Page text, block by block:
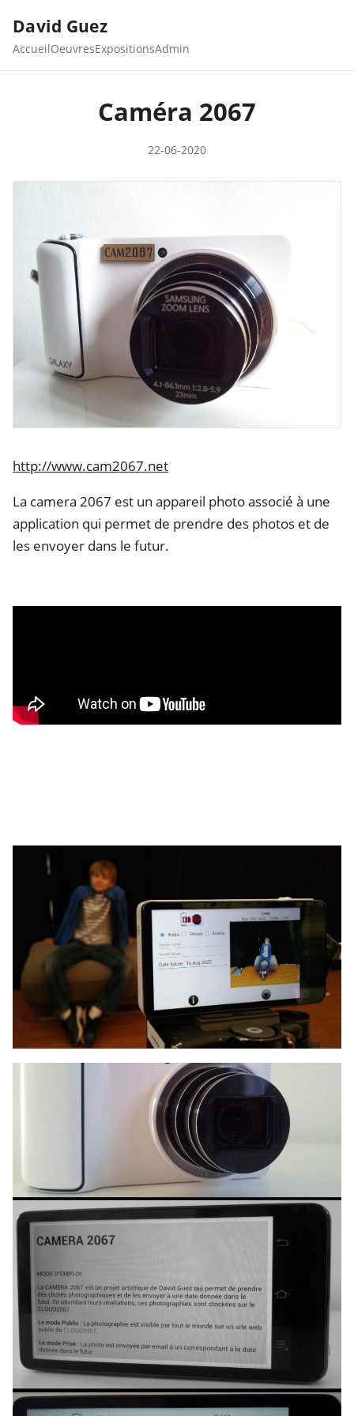
David Guez
AccueilOeuvresExpositionsAdmin
Caméra 2067
22-06-2020
http://www.cam2067.net
La camera 2067 est un appareil photo associé à une
application qui permet de prendre des photos et de
les envoyer dans le futur.